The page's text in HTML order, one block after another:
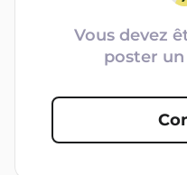
Vous devez
poster